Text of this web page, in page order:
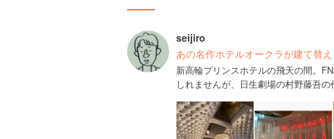
seijiro
あの名作ホテルオークラが建て替
新高輪プリンスホテルの飛天の間。
しれませんが、日生劇場の村野藤吾の